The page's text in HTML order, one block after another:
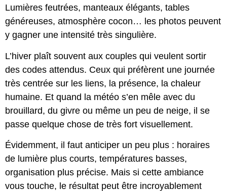
Lumières feutrées, manteaux élégants, tables
généreuses, atmosphère cocon… les photos peuvent
y gagner une intensité très singulière.
L’hiver plaît souvent aux couples qui veulent sortir
des codes attendus. Ceux qui préfèrent une journée
très centrée sur les liens, la présence, la chaleur
humaine. Et quand la météo s’en mêle avec du
brouillard, du givre ou même un peu de neige, il se
passe quelque chose de très fort visuellement.
Évidemment, il faut anticiper un peu plus : horaires
de lumière plus courts, températures basses,
organisation plus précise. Mais si cette ambiance
vous touche, le résultat peut être incroyablement